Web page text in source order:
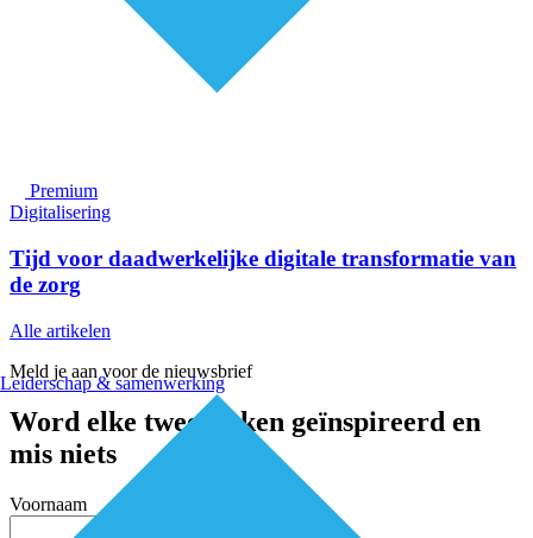
Leiderschap & samenwerking
Premium
Digitalisering
Tijd voor daadwerkelijke digitale transformatie van
de zorg
Alle artikelen
Meld je aan voor de nieuwsbrief
Word elke twee weken geïnspireerd en
mis niets
Voornaam